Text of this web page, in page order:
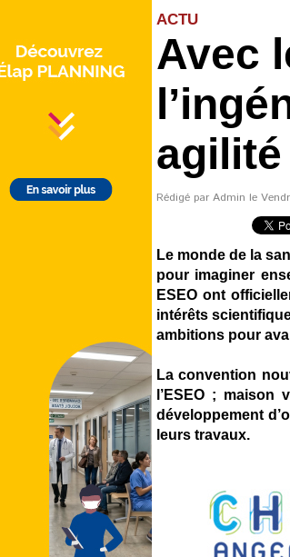
ACTU
Avec
agilité
Rédigé par Admin le
Le monde de la
pour imaginer
ESEO ont
intérêts
ambitions pour
La convention
l’ESEO ;
développement
leurs travaux.